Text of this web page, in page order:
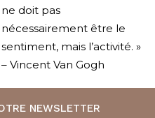
ne doit pas
nécessairement être le
sentiment, mais l’activité. »
– Vincent Van Gogh
NEWSLETTER